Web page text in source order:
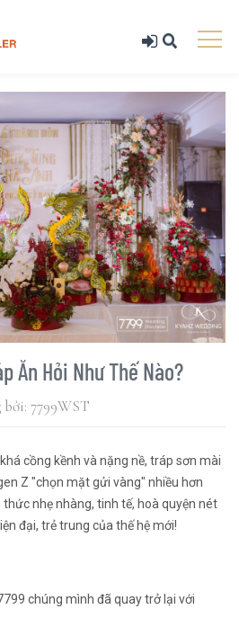
Ăn Hỏi Như Thế Nào?
7799WST
cồng kềnh và nặng nề, tráp sơn mài
Z "chọn mặt gửi vàng" nhiều hơn
nhẹ nhàng, tinh tế, hoà quyện nét
đại, trẻ trung của thế hệ mới!
chúng mình đã quay trở lại với